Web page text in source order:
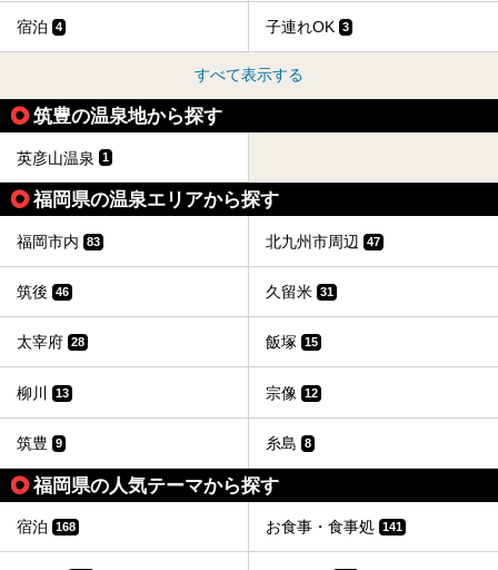
宿泊 4 子連れOK 3
すべて表示する
筑豊の温泉地から探す
英彦山温泉 1
福岡県の温泉エリアから探す
福岡市内 83 北九州市周辺 47
筑後 46 久留米 31
太宰府 28 飯塚 15
柳川 13 宗像 12
筑豊 9 糸島 8
福岡県の人気テーマから探す
宿泊 168 お食事・食事処 141